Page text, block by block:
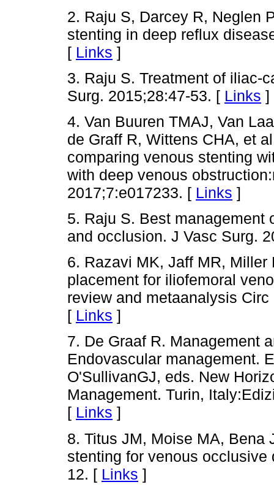
2. Raju S, Darcey R, Neglen
stenting in deep reflux
[ Links ]
3. Raju S. Treatment of iliac-
Surg. 2015;28:47-53. [ Links ]
4. Van Buuren TMAJ, Van
de Graff R, Wittens CHA, et
comparing venous stenting
with deep venous
2017;7:e017233. [ Links ]
5. Raju S. Best management
and occlusion. J Vasc Surg.
6. Razavi MK, Jaff MR,
placement for iliofemoral
review and metaanalysis
[ Links ]
7. De Graaf R. Management
Endovascular management.
O'SullivanGJ, eds. New
Management. Turin,
[ Links ]
8. Titus JM, Moise MA, Bena
stenting for venous occlusive
12. [ Links ]